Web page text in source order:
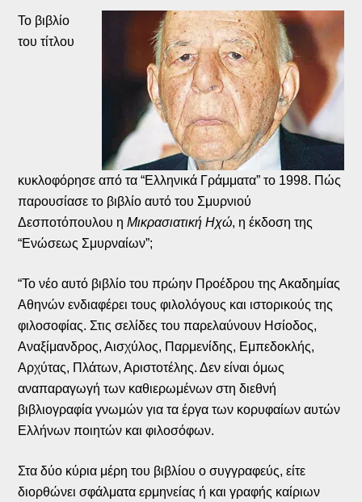
Το βιβλίο
του τίτλου
κυκλοφόρησε από τα “Ελληνικά Γράμματα” το 1998. Πώς
παρουσίασε το βιβλίο αυτό του Σμυρνιού
Δεσποτόπουλου ηΜικρασιατική Ηχώ, η έκδοση της
“Ενώσεως Σμυρναίων”;
“Το νέο αυτό βιβλίο του πρώην Προέδρου της Ακαδημίας
Αθηνών ενδιαφέρει τους φιλολόγους και ιστορικούς της
φιλοσοφίας. Στις σελίδες του παρελαύνουν Ησίοδος,
Αναξίμανδρος, Αισχύλος, Παρμενίδης, Εμπεδοκλής,
Αρχύτας, Πλάτων, Αριστοτέλης. Δεν είναι όμως
αναπαραγωγή των καθιερωμένων στη διεθνή
βιβλιογραφία γνωμών για τα έργα των κορυφαίων αυτών
Ελλήνων ποιητών και φιλοσόφων.
Στα δύο κύρια μέρη του βιβλίου ο συγγραφεύς, είτε
διορθώνει σφάλματα ερμηνείας ή και γραφής καίριων